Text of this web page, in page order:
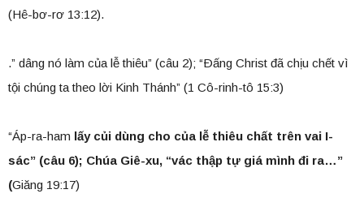
(Hê-bơ-rơ 13:12).
.” dâng nó làm của lễ thiêu” (câu 2); “Ðấng Christ đã chịu chết vì
tội chúng ta theo lời Kinh Thánh” (1 Cô-rinh-tô 15:3)
“Áp-ra-ham lấy củi dùng cho của lễ thiêu chất trên vai I-
sác” (câu 6); Chúa Giê-xu, “vác thập tự giá mình đi ra…”
(Giăng 19:17)